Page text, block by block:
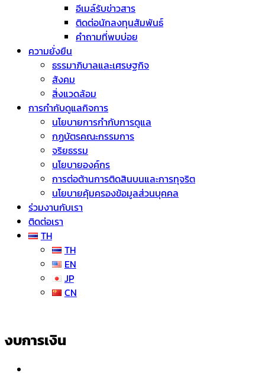
อีเมล์รับข่าวสาร
ติดต่อนักลงทุนสัมพันธ์
คำถามที่พบบ่อย
ความยั่งยืน
ธรรมาภิบาลและเศรษฐกิจ
สังคม
สิ่งแวดล้อม
การกำกับดูแลกิจการ
นโยบายการกำกับการดูแล
กฏบัตรคณะกรรมการ
จริยธรรม
นโยบายองค์กร
การต่อต้านการติดสินบนและการทุจริต
นโยบายคุ้มครองข้อมูลส่วนบุคคล
ร่วมงานกับเรา
ติดต่อเรา
TH
TH
EN
JP
CN
งบการเงิน